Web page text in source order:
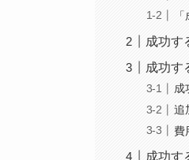
成功す
成功す
成
追
費
成功す